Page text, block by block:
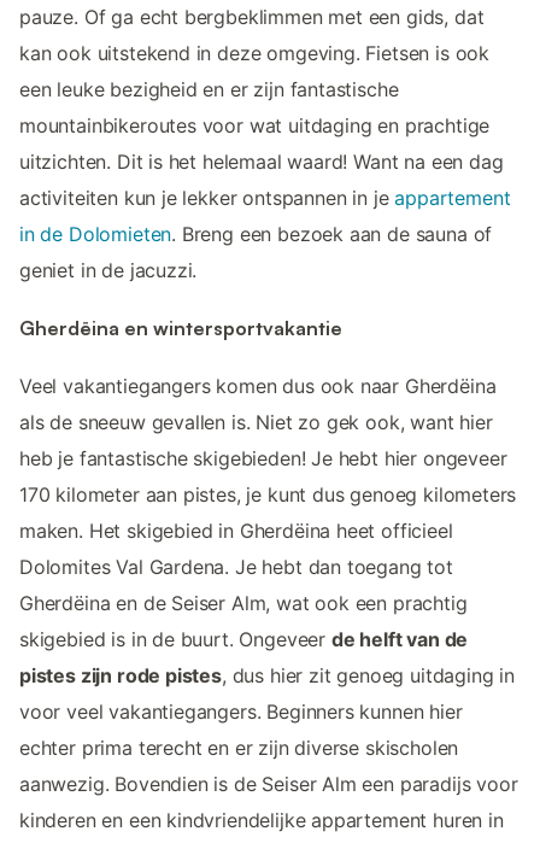
pauze. Of ga echt bergbeklimmen met een gids, dat
kan ook uitstekend in deze omgeving. Fietsen is ook
een leuke bezigheid en er zijn fantastische
mountainbikeroutes voor wat uitdaging en prachtige
uitzichten. Dit is het helemaal waard! Want na een dag
activiteiten kun je lekker ontspannen in jeappartement
in de Dolomieten. Breng een bezoek aan de sauna of
geniet in de jacuzzi.
Gherdëina en wintersportvakantie
Veel vakantiegangers komen dus ook naar Gherdëina
als de sneeuw gevallen is. Niet zo gek ook, want hier
heb je fantastische skigebieden! Je hebt hier ongeveer
170 kilometer aan pistes, je kunt dus genoeg kilometers
maken. Het skigebied in Gherdëina heet officieel
Dolomites Val Gardena. Je hebt dan toegang tot
Gherdëina en de Seiser Alm, wat ook een prachtig
skigebied is in de buurt. Ongeveer de helft van de
pistes zijn rode pistes, dus hier zit genoeg uitdaging in
voor veel vakantiegangers. Beginners kunnen hier
echter prima terecht en er zijn diverse skischolen
aanwezig. Bovendien is de Seiser Alm een paradijs voor
kinderen en een kindvriendelijke appartement huren in